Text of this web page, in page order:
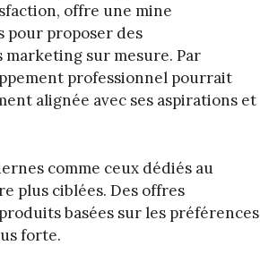
offre une mine
pour proposer des
marketing sur mesure. Par
professionnel pourrait
alignée avec ses aspirations et
comme ceux dédiés au
plus ciblées. Des offres
basées sur les préférences
forte.